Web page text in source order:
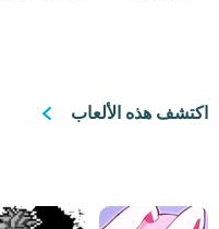
اكتشف هذه الألعاب